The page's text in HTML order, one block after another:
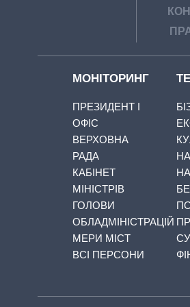
МОНІТОРИНГ
ПРЕЗИДЕНТ І
ОФІС
ВЕРХОВНА
РАДА
КАБІНЕТ
МІНІСТРІВ
ГОЛОВИ
ОБЛАДМІНІСТРАЦІЙ
МЕРИ МІСТ
ВСІ ПЕРСОНИ